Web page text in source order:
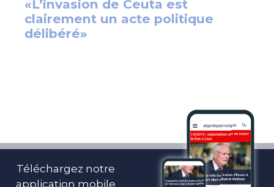
Téléchargez notre
application mobile